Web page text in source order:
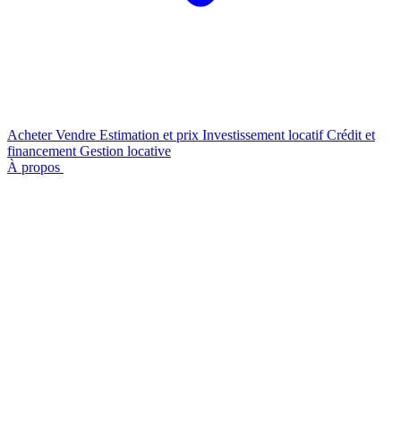
AcheterVendre Estimation et prix Investissement locatifCrédit et
financement Gestion locative
À propos